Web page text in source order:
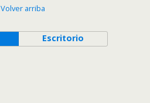
Volver arriba
Escritorio